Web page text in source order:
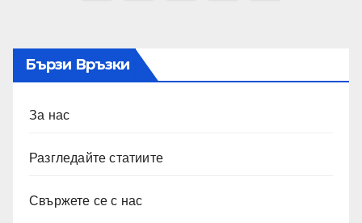
Бързи Връзки
За нас
Разгледайте статиите
Свържете се с нас